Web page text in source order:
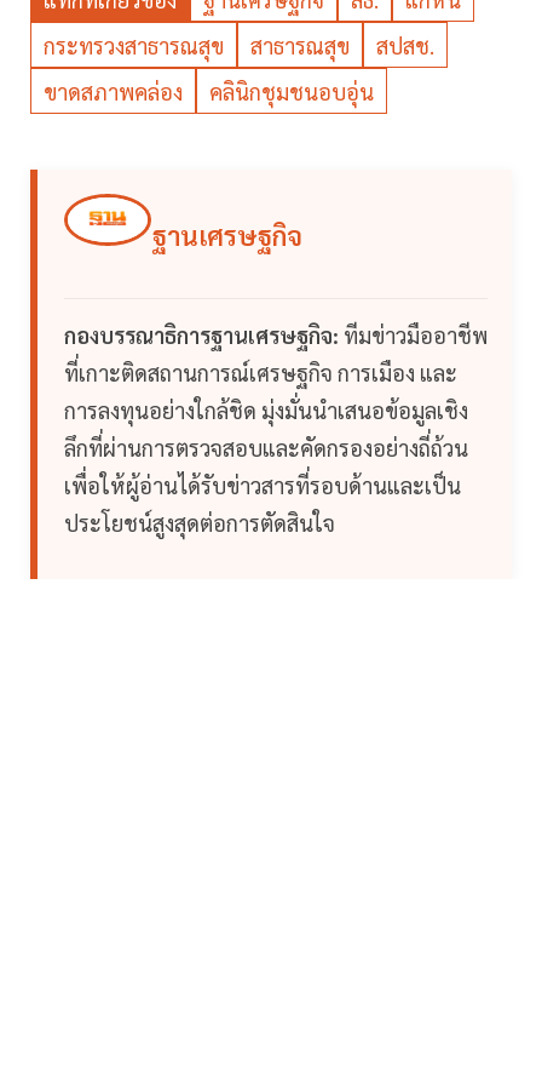
กระทรวงสาธารณสุข
สาธารณสุข
สปสช.
ขาดสภาพคล่อง
คลินิกชุมชนอบอุ่น
ฐานเศรษฐกิจ
กองบรรณาธิการฐานเศรษฐกิจ: ทีมข่าวมืออาชีพ
ที่เกาะติดสถานการณ์เศรษฐกิจ การเมือง และ
การลงทุนอย่างใกล้ชิด มุ่งมั่นนำเสนอข้อมูลเชิง
ลึกที่ผ่านการตรวจสอบและคัดกรองอย่างถี่ถ้วน
เพื่อให้ผู้อ่านได้รับข่าวสารที่รอบด้านและเป็น
ประโยชน์สูงสุดต่อการตัดสินใจ